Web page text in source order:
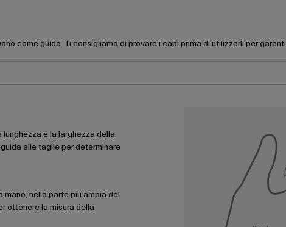
come guida. Ti consigliamo di provare i capi prima di utilizzarli per
lunghezza e la larghezza della
alle taglie per determinare
mano, nella parte più ampia del
ottenere la misura della